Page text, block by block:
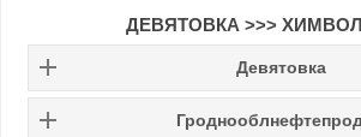
ДЕВЯТОВКА >>>
Девятовка